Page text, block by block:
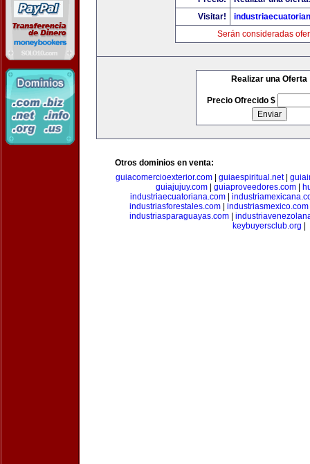
Visitar!
Serán consideradas
Realizar una Oferta
Precio Ofrecido $
Otros dominios en venta:
guiacomercioexterior.com| guiaespiritual.net|
guiajujuy.com| guiaproveedores.com|
industriaecuatoriana.com|
industriasforestales.com
industriasmexico.com
industriasparaguayas.com
keybuyersclub.org